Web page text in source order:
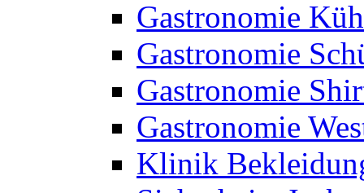
Gastronomie
Gastronomie
Gastronomie
Gastronomie
Klinik